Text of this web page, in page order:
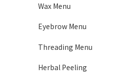
Wax Menu
Eyebrow Menu
Threading Menu
Herbal Peeling